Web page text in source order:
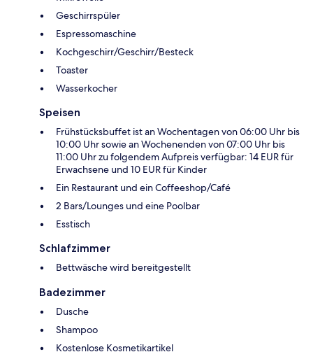
Geschirrspüler
Espressomaschine
Kochgeschirr/Geschirr/Besteck
Toaster
Wasserkocher
Speisen
Frühstücksbuffet ist an Wochentagen von 06:00 Uhr bis
10:00 Uhr sowie an Wochenenden von 07:00 Uhr bis
11:00 Uhr zu folgendem Aufpreis verfügbar: 14 EUR für
Erwachsene und 10 EUR für Kinder
Ein Restaurant und ein Coffeeshop/Café
2 Bars/Lounges und eine Poolbar
Esstisch
Schlafzimmer
Bettwäsche wird bereitgestellt
Badezimmer
Dusche
Shampoo
Kostenlose Kosmetikartikel